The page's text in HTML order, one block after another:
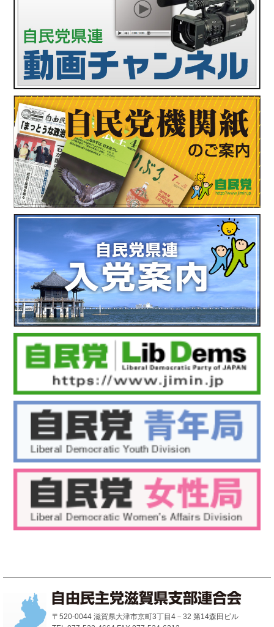
〒520-0044 滋賀県大津市京町3丁目4－32 第14森田ビル